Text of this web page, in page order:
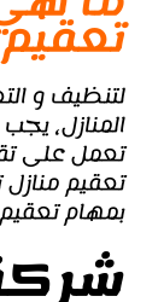
لتنظيف و
المنازل،
تعمل على
تعقيم
بمهام تعقيم